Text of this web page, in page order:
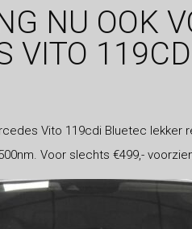
NU OOK
VITO
Vito 119cdi Bluetec lekker
Voor slechts €499,-